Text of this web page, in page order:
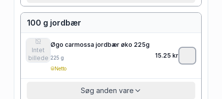
100 g jordbær
Intet
billede
Øgo carmossa jordbær øko 225g
225 g
Netto
15.25 kr
Søg anden vare